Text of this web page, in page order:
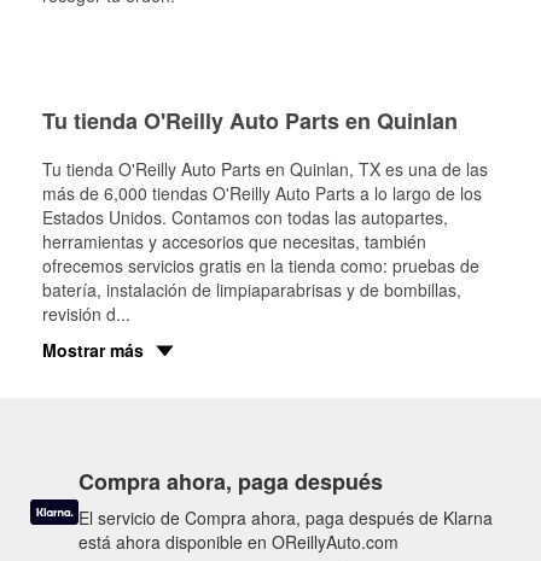
Tu tienda O'Reilly Auto Parts en Quinlan
Tu tienda O'Reilly Auto Parts en Quinlan, TX es una de las
más de 6,000 tiendas O'Reilly Auto Parts a lo largo de los
Estados Unidos. Contamos con todas las autopartes,
herramientas y accesorios que necesitas, también
ofrecemos servicios gratis en la tienda como: pruebas de
batería, instalación de limpiaparabrisas y de bombillas,
revisión d...
Mostrar más
Compra ahora, paga después
El servicio de Compra ahora, paga después de Klarna
está ahora disponible en OReillyAuto.com